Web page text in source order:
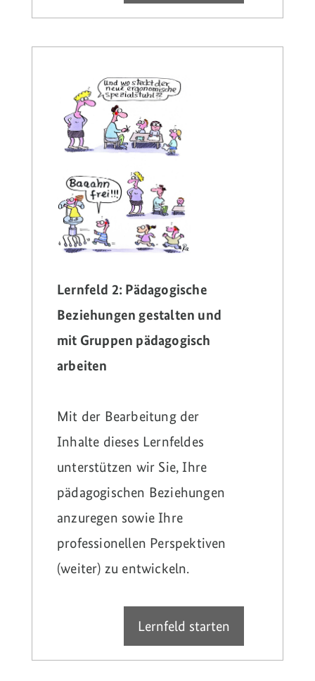
Lernfeld 2: Pädagogische
Beziehungen gestalten und
mit Gruppen pädagogisch
arbeiten
Mit der Bearbeitung der
Inhalte dieses Lernfeldes
unterstützen wir Sie, Ihre
pädagogischen Beziehungen
anzuregen sowie Ihre
professionellen Perspektiven
(weiter) zu entwickeln.